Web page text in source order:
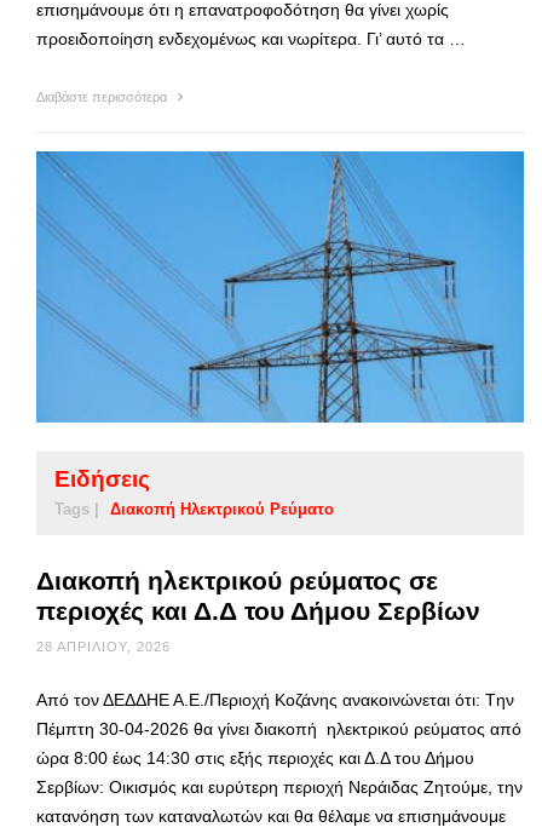
επισημάνουμε ότι η επανατροφοδότηση θα γίνει χωρίς
προειδοποίηση ενδεχομένως και νωρίτερα. Γι’ αυτό τα …
Διαβάστε περισσότερα
Ειδήσεις
Tags | Διακοπή Ηλεκτρικού Ρεύματο
Διακοπή ηλεκτρικού ρεύματος σε
περιοχές και Δ.Δ του Δήμου Σερβίων
28 ΑΠΡΙΛΊΟΥ, 2026
Από τον ΔΕΔΔΗΕ Α.Ε./Περιοχή Κοζάνης ανακοινώνεται ότι: Tην
Πέμπτη 30-04-2026 θα γίνει διακοπή ηλεκτρικού ρεύματος από
ώρα 8:00 έως 14:30 στις εξής περιοχές και Δ.Δ του Δήμου
Σερβίων: Οικισμός και ευρύτερη περιοχή Νεράιδας Ζητούμε, την
κατανόηση των καταναλωτών και θα θέλαμε να επισημάνουμε